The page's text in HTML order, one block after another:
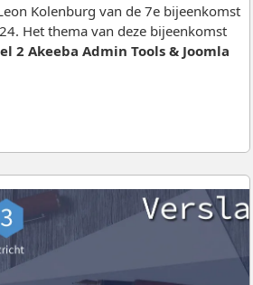
Kolenburg van de 7e bijeenkomst
Het thema van deze bijeenkomst
2 Akeeba Admin Tools & Joomla